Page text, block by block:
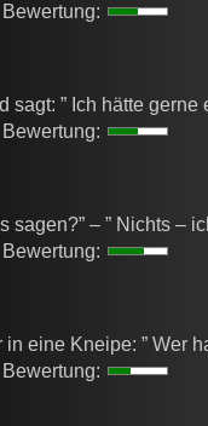
Bewertung:
” Ich hätte gerne
Bewertung:
sagen?” – ” Nichts –
Bewertung:
eine Kneipe: ” Wer
Bewertung: